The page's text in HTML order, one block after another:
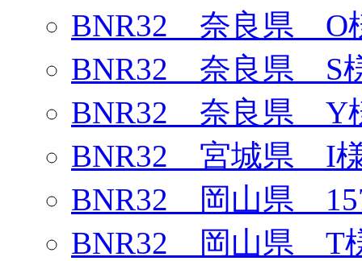
BNR32 奈良県 O
BNR32 奈良県 S
BNR32 奈良県 Y
BNR32 宮城県 I
BNR32 岡山県
BNR32 岡山県 T